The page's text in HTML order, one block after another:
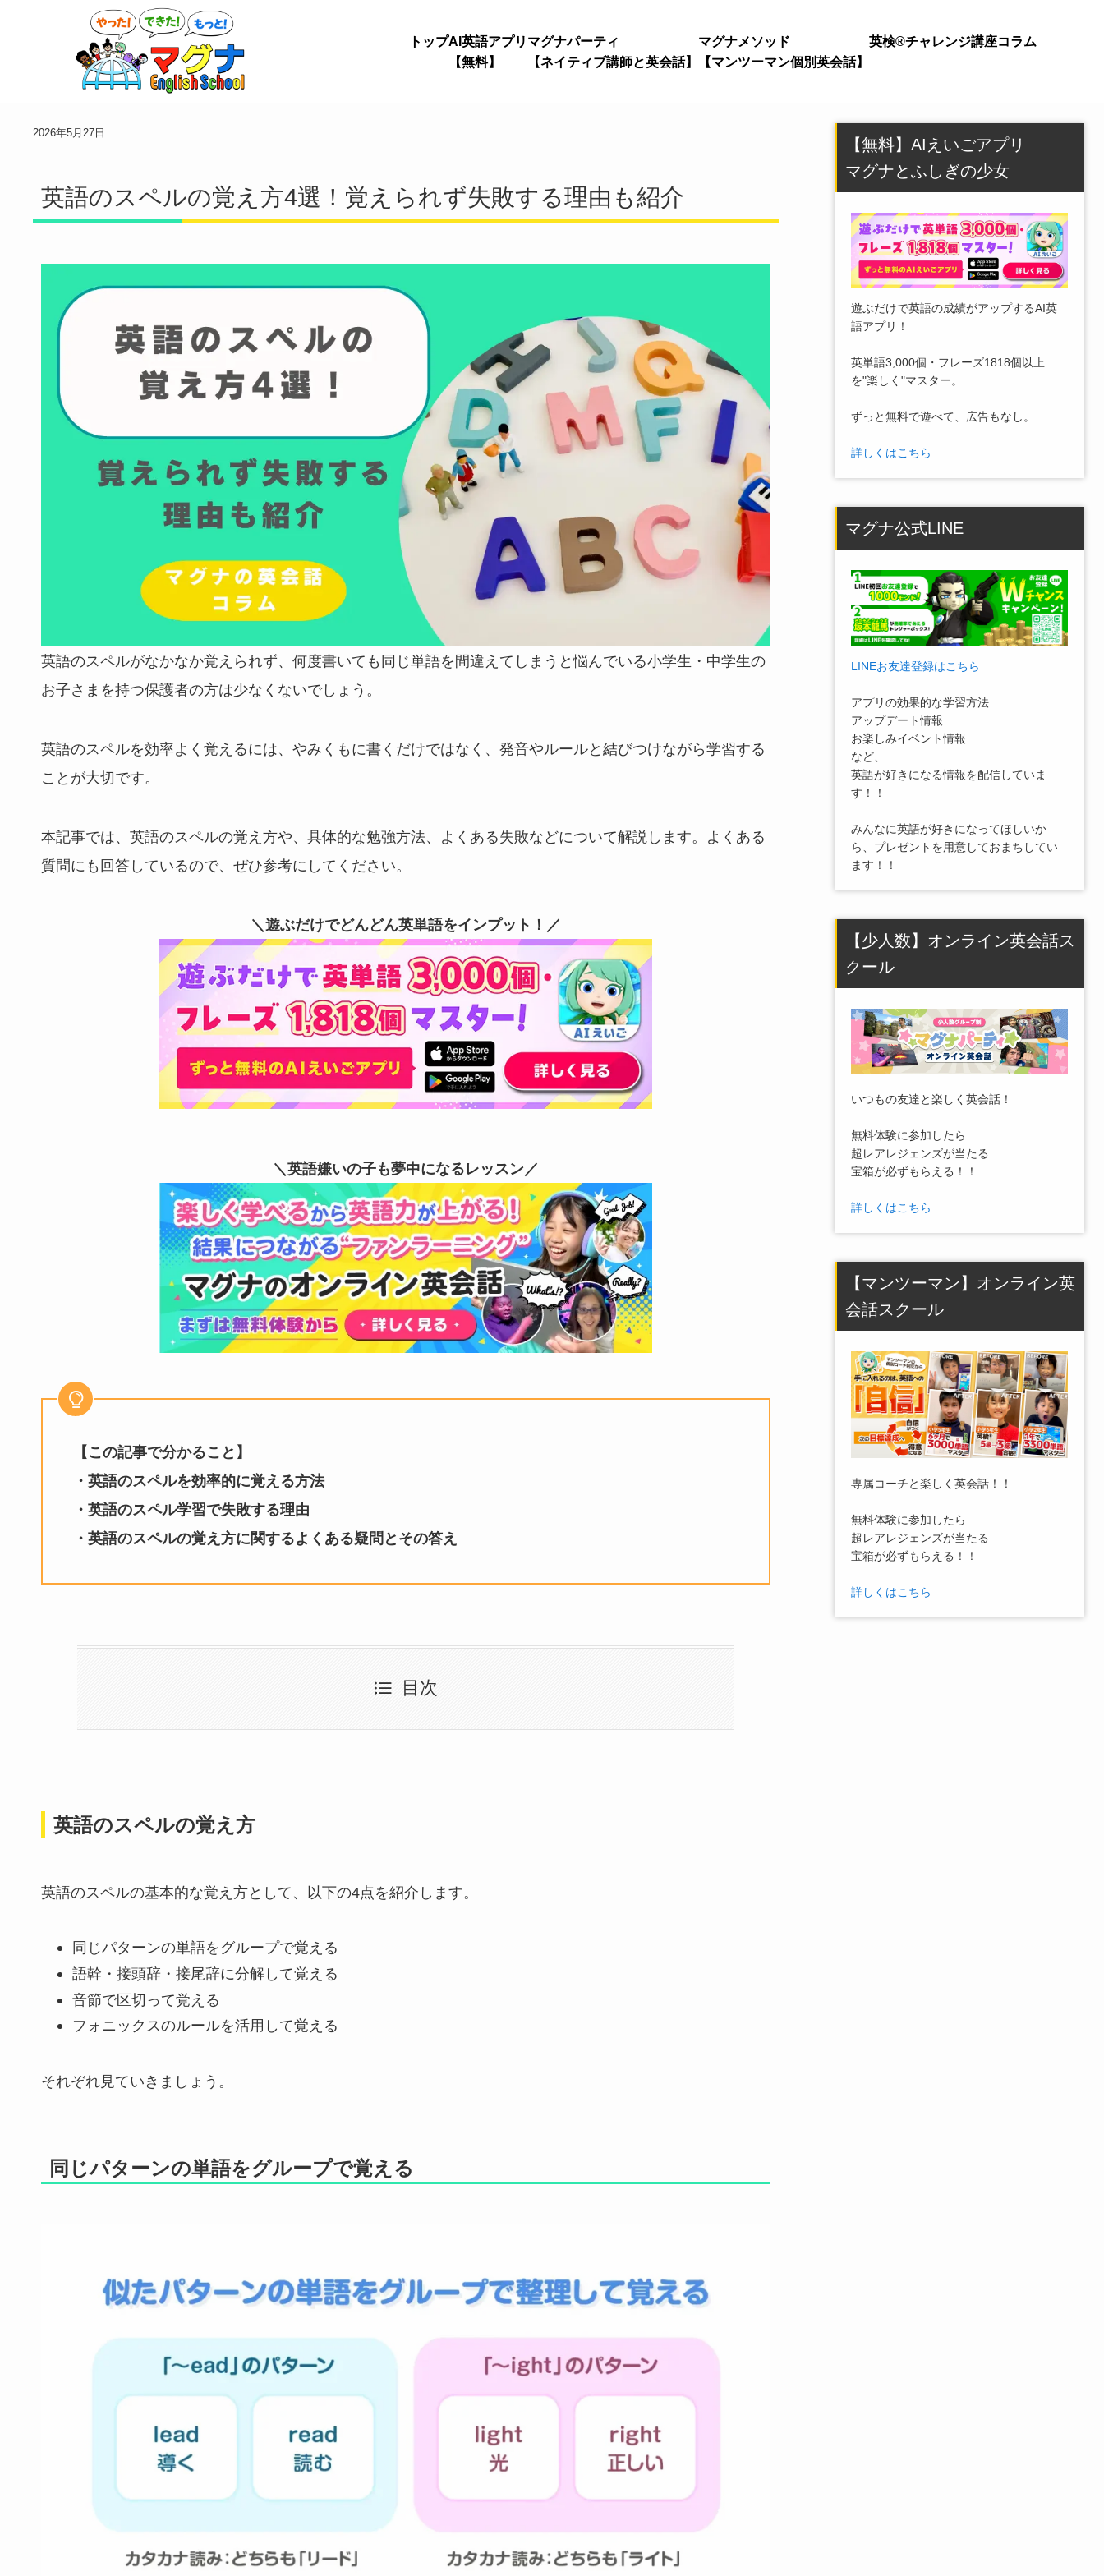
トップAI英語アプリ
【無料】
マグナパーティ
【ネイティブ講師と英会話】
マグナメソッド
【マンツーマン個別英会話】
英検®チャレンジ講座コラム
2026年5月27日
英語のスペルの覚え方4選！覚えられず失敗する理由も紹介
英語のスペルがなかなか覚えられず、何度書いても同じ単語を間違えてしまうと悩んでいる小学生・中学生の
お子さまを持つ保護者の方は少なくないでしょう。
英語のスペルを効率よく覚えるには、やみくもに書くだけではなく、発音やルールと結びつけながら学習する
ことが大切です。
本記事では、英語のスペルの覚え方や、具体的な勉強方法、よくある失敗などについて解説します。よくある
質問にも回答しているので、ぜひ参考にしてください。
＼遊ぶだけでどんどん英単語をインプット！ ／
＼英語嫌いの子も夢中になるレッスン／
【この記事で分かること】
・英語のスペルを効率的に覚える方法
・英語のスペル学習で失敗する理由
・英語のスペルの覚え方に関するよくある疑問とその答え
目次
英語のスペルの覚え方
英語のスペルの基本的な覚え方として、以下の4点を紹介します。
同じパターンの単語をグループで覚える
語幹・接頭辞・接尾辞に分解して覚える
音節で区切って覚える
フォニックスのルールを活用して覚える
それぞれ見ていきましょう。
同じパターンの単語をグループで覚える
【無料】AIえいごアプリ
マグナとふしぎの少女
遊ぶだけで英語の成績がアップするAI英
語アプリ！
英単語3,000個・フレーズ1818個以上
を"楽しく"マスター。
ずっと無料で遊べて、広告もなし。
詳しくはこちら
マグナ公式LINE
LINEお友達登録はこちら
アプリの効果的な学習方法
アップデート情報
お楽しみイベント情報
など、
英語が好きになる情報を配信していま
す！！
みんなに英語が好きになってほしいか
ら、プレゼントを用意しておまちしてい
ます！！
【少人数】オンライン英会話ス
クール
いつもの友達と楽しく英会話！
無料体験に参加したら
超レアレジェンズが当たる
宝箱が必ずもらえる！！
詳しくはこちら
【マンツーマン】オンライン英
会話スクール
専属コーチと楽しく英会話！！
無料体験に参加したら
超レアレジェンズが当たる
宝箱が必ずもらえる！！
詳しくはこちら